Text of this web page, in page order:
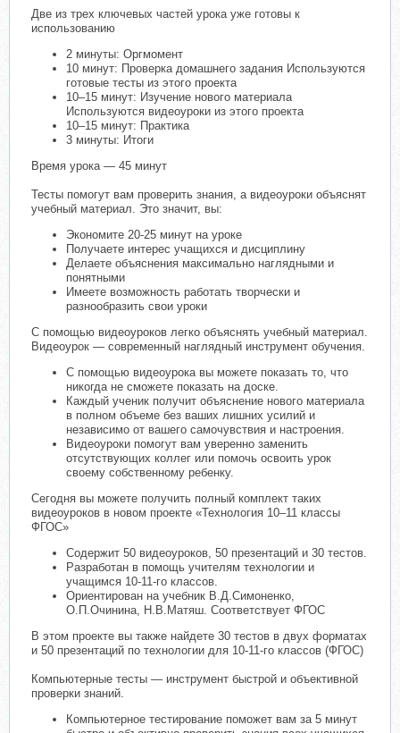
Две из трех ключевых частей урока уже готовы к
использованию
2 минуты: Оргмомент
10 минут: Проверка домашнего задания Используются
готовые тесты из этого проекта
10–15 минут: Изучение нового материала
Используются видеоуроки из этого проекта
10–15 минут: Практика
3 минуты: Итоги
Время урока — 45 минут
Тесты помогут вам проверить знания, а видеоуроки объяснят
учебный материал. Это значит, вы:
Экономите 20-25 минут на уроке
Получаете интерес учащихся и дисциплину
Делаете объяснения максимально наглядными и
понятными
Имеете возможность работать творчески и
разнообразить свои уроки
С помощью видеоуроков легко объяснять учебный материал.
Видеоурок — современный наглядный инструмент обучения.
С помощью видеоурока вы можете показать то, что
никогда не сможете показать на доске.
Каждый ученик получит объяснение нового материала
в полном объеме без ваших лишних усилий и
независимо от вашего самочувствия и настроения.
Видеоуроки помогут вам уверенно заменить
отсутствующих коллег или помочь освоить урок
своему собственному ребенку.
Сегодня вы можете получить полный комплект таких
видеоуроков в новом проекте «Технология 10–11 классы
ФГОС»
Содержит 50 видеоуроков, 50 презентаций и 30 тестов.
Разработан в помощь учителям технологии и
учащимся 10-11-го классов.
Ориентирован на учебник В.Д.Симоненко,
О.П.Очинина, Н.В.Матяш. Соответствует ФГОС
В этом проекте вы также найдете 30 тестов в двух форматах
и 50 презентаций по технологии для 10-11-го классов (ФГОС)
Компьютерные тесты — инструмент быстрой и объективной
проверки знаний.
Компьютерное тестирование поможет вам за 5 минут